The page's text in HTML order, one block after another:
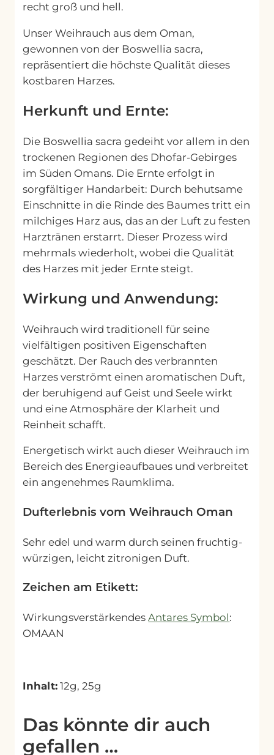
recht groß und hell.
Unser Weihrauch aus dem Oman,
gewonnen von der Boswellia sacra,
repräsentiert die höchste Qualität dieses
kostbaren Harzes.
Herkunft und Ernte:
Die Boswellia sacra gedeiht vor allem in den
trockenen Regionen des Dhofar-Gebirges
im Süden Omans. Die Ernte erfolgt in
sorgfältiger Handarbeit: Durch behutsame
Einschnitte in die Rinde des Baumes tritt ein
milchiges Harz aus, das an der Luft zu festen
Harztränen erstarrt. Dieser Prozess wird
mehrmals wiederholt, wobei die Qualität
des Harzes mit jeder Ernte steigt.
Wirkung und Anwendung:
Weihrauch wird traditionell für seine
vielfältigen positiven Eigenschaften
geschätzt. Der Rauch des verbrannten
Harzes verströmt einen aromatischen Duft,
der beruhigend auf Geist und Seele wirkt
und eine Atmosphäre der Klarheit und
Reinheit schafft.
Energetisch wirkt auch dieser Weihrauch im
Bereich des Energieaufbaues und verbreitet
ein angenehmes Raumklima.
Dufterlebnis vom Weihrauch Oman
Sehr edel und warm durch seinen fruchtig-
würzigen, leicht zitronigen Duft.
Zeichen am Etikett:
WirkungsverstärkendesAntares Symbol:
OMAAN
Inhalt: 12g, 25g
Das könnte dir auch
gefallen …